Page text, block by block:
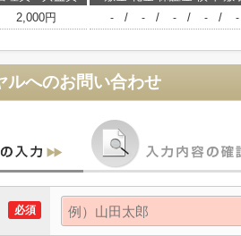
2,000円 - / - / - / - / -
ルへのお問い合わせ
必須